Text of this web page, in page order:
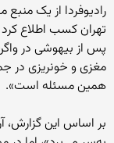
رادیوفردا از یک
پس از بیهوشی در
مغزی و خونریزی در
همین مسئله است».
بر اساس این گزارش،